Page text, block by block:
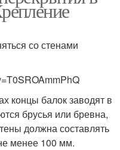
со стенами
концы балок заводят в
брусья или бревна,
должна составлять
менее 100 мм.